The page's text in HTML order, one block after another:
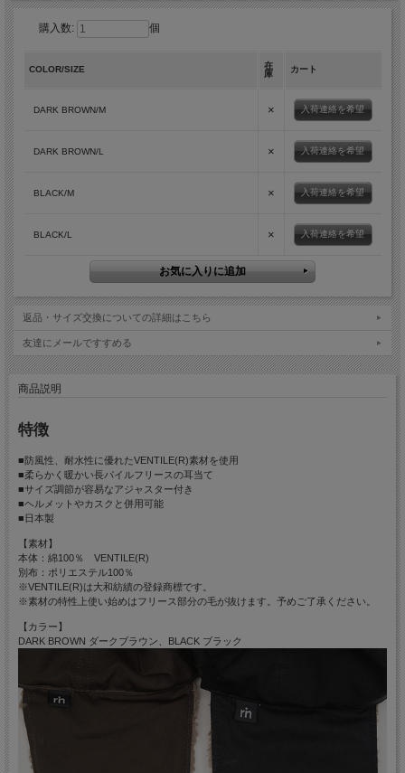
購入数: 個
COLOR/SIZE
在
庫
カート
DARK BROWN/M × 入荷連絡を希望
DARK BROWN/L × 入荷連絡を希望
BLACK/M × 入荷連絡を希望
BLACK/L × 入荷連絡を希望
返品・サイズ交換についての詳細はこちら
友達にメールですすめる
商品説明
特徴
■防風性、耐水性に優れたVENTILE(R)素材を使用
■柔らかく暖かい長パイルフリースの耳当て
■サイズ調節が容易なアジャスター付き
■ヘルメットやカスクと併用可能
■日本製
【素材】
本体：綿100％ VENTILE(R)
別布：ポリエステル100％
※VENTILE(R)は大和紡績の登録商標です。
※素材の特性上使い始めはフリース部分の毛が抜けます。予めご了承ください。
【カラー】
DARK BROWN ダークブラウン、BLACK ブラック